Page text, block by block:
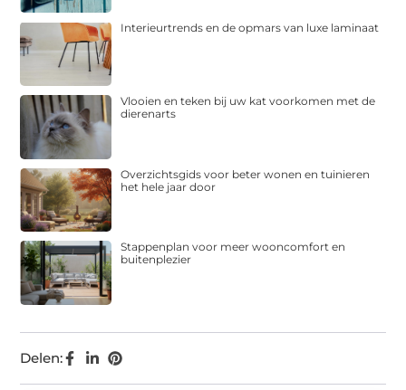
Delen:
Interieurtrends en de opmars van luxe laminaat
Vlooien en teken bij uw kat voorkomen met de
dierenarts
Overzichtsgids voor beter wonen en tuinieren
het hele jaar door
Stappenplan voor meer wooncomfort en
buitenplezier